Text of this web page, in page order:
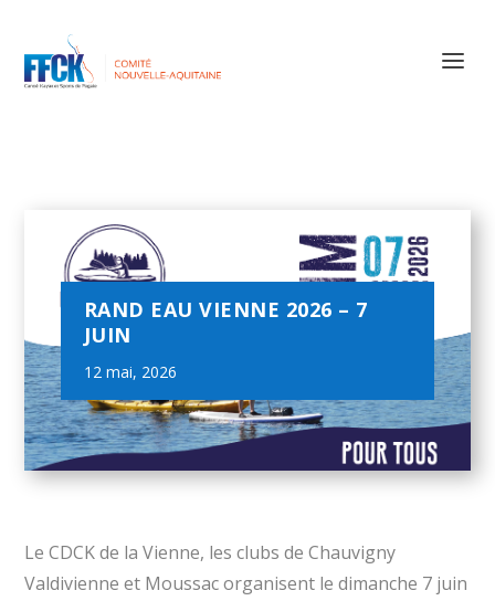
RAND EAU VIENNE 2026 – 7
JUIN
12 mai, 2026
Le CDCK de la Vienne, les clubs de Chauvigny
Valdivienne et Moussac organisent le dimanche 7 juin